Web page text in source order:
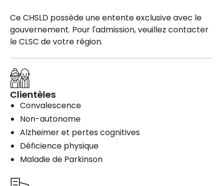
Ce CHSLD possède une entente exclusive avec le
gouvernement. Pour l'admission, veuillez contacter
le CLSC de votre région.
Clientèles
Convalescence
Non-autonome
Alzheimer et pertes cognitives
Déficience physique
Maladie de Parkinson